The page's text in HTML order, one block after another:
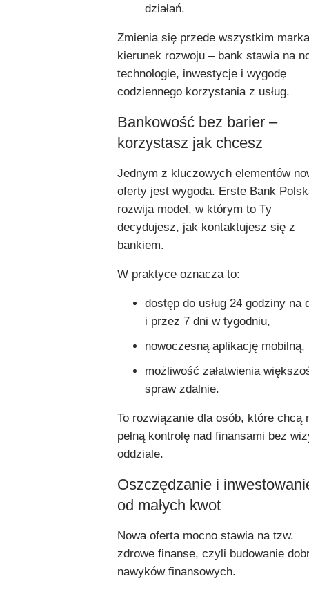
działań.
Zmienia się przede wszystkim
kierunek rozwoju – bank stawia na
technologie, inwestycje i wygodę
codziennego korzystania z usług.
Bankowość bez barier –
korzystasz jak chcesz
Jednym z kluczowych elementów
oferty jest wygoda. Erste Bank
rozwija model, w którym to Ty
decydujesz, jak kontaktujesz się z
bankiem.
W praktyce oznacza to:
dostęp do usług 24 godziny na
i przez 7 dni w tygodniu,
nowoczesną aplikację mobilną,
możliwość załatwienia
spraw zdalnie.
To rozwiązanie dla osób, które chcą
pełną kontrolę nad finansami bez
oddziale.
Oszczędzanie i
od małych kwot
Nowa oferta mocno stawia na tzw.
zdrowe finanse, czyli budowanie
nawyków finansowych.